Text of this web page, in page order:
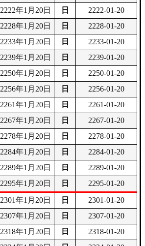
2222年1月20日 日
2222-01-20
2228年1月20日 日
2228-01-20
2233年1月20日 日
2233-01-20
2239年1月20日 日
2239-01-20
2250年1月20日 日
2250-01-20
2256年1月20日 日
2256-01-20
2261年1月20日 日
2261-01-20
2267年1月20日 日
2267-01-20
2278年1月20日 日
2278-01-20
2284年1月20日 日
2284-01-20
2289年1月20日 日
2289-01-20
2295年1月20日 日
2295-01-20
2301年1月20日 日
2301-01-20
2307年1月20日 日
2307-01-20
2318年1月20日 日
2318-01-20